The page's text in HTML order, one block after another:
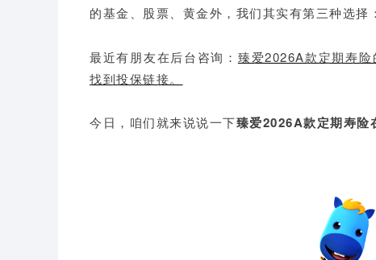
的基金、股票、黄金外，我们其实有第三种选择：
最近有朋友在后台咨询： 臻爱2026A款定期寿
找到投保链接。
今日，咱们就来说说一下臻爱2026A款定期寿险